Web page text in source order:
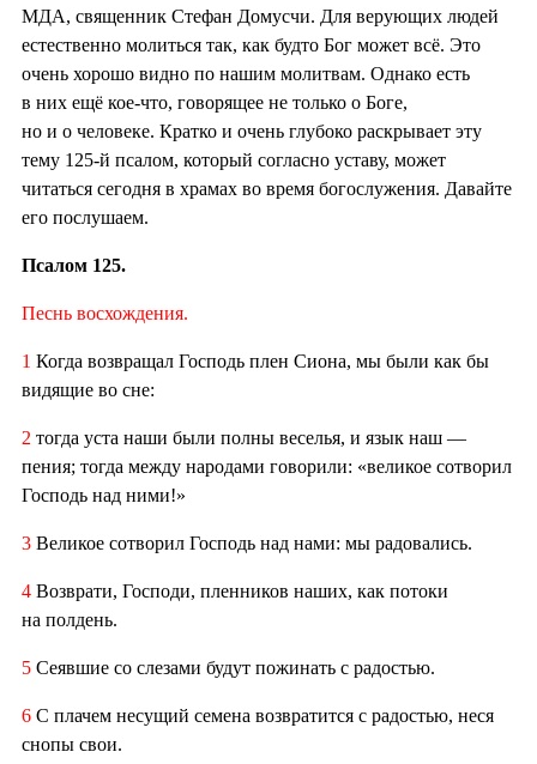
МДА, священник Стефан Домусчи. Для верующих людей
естественно молиться так, как будто Бог может всё. Это
очень хорошо видно по нашим молитвам. Однако есть
в них ещё кое-что, говорящее не только о Боге,
но и о человеке. Кратко и очень глубоко раскрывает эту
тему 125-й псалом, который согласно уставу, может
читаться сегодня в храмах во время богослужения. Давайте
его послушаем.
Псалом 125.
Песнь восхождения.
1 Когда возвращал Господь плен Сиона, мы были как бы
видящие во сне:
2 тогда уста наши были полны веселья, и язык наш —
пения; тогда между народами говорили: «великое сотворил
Господь над ними!»
3 Великое сотворил Господь над нами: мы радовались.
4 Возврати, Господи, пленников наших, как потоки
на полдень.
5 Сеявшие со слезами будут пожинать с радостью.
6 С плачем несущий семена возвратится с радостью, неся
снопы свои.